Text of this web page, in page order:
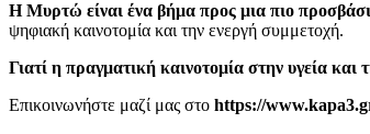
Η Μυρτώ είναι ένα βήμα προς μια πιο
ψηφιακή καινοτομία και την ενεργή συμμετοχή.
Γιατί η πραγματική καινοτομία στην υγεία και
Επικοινωνήστε μαζί μας στο https://